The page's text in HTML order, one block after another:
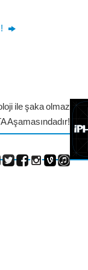
ile şaka olmaz
Aşamasındadır!